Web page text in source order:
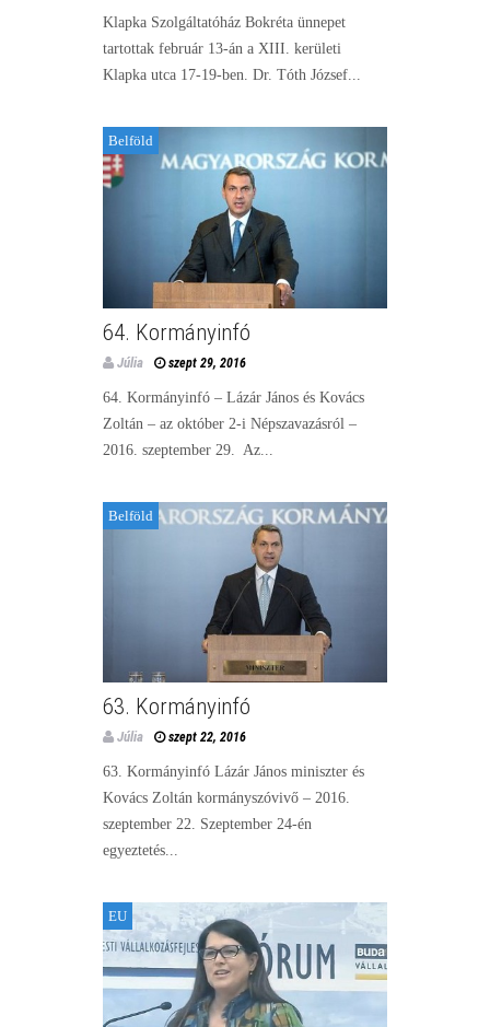
Klapka Szolgáltatóház Bokréta ünnepet
tartottak február 13-án a XIII. kerületi
Klapka utca 17-19-ben. Dr. Tóth József...
Belföld
64. Kormányinfó
Júlia szept 29, 2016
64. Kormányinfó – Lázár János és Kovács
Zoltán – az október 2-i Népszavazásról –
2016. szeptember 29. Az...
Belföld
63. Kormányinfó
Júlia szept 22, 2016
63. Kormányinfó Lázár János miniszter és
Kovács Zoltán kormányszóvivő – 2016.
szeptember 22. Szeptember 24-én
egyeztetés...
EU